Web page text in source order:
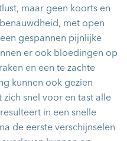
maar geen koorts en
met open
gespannen pijnlijke
er ook bloedingen op
en een te zachte
kunnen ook gezien
snel voor en tast alle
in een snelle
de eerste verschijnselen